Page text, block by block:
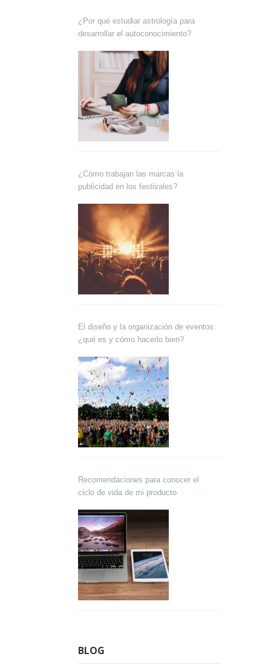
¿Por qué estudiar astrología para
desarrollar el autoconocimiento?
¿Cómo trabajan las marcas la
publicidad en los festivales?
El diseño y la organización de eventos:
¿qué es y cómo hacerlo bien?
Recomendaciones para conocer el
ciclo de vida de mi producto
BLOG